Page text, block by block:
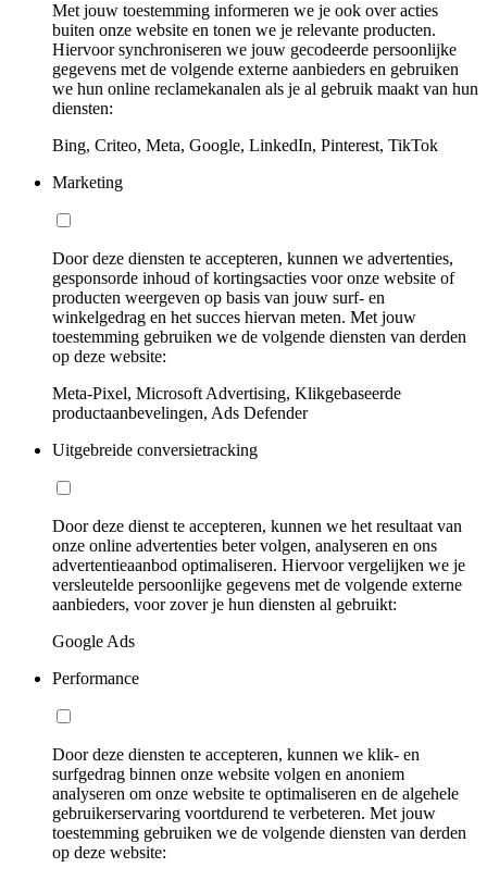
Met jouw toestemming informeren we je ook over acties
buiten onze website en tonen we je relevante producten.
Hiervoor synchroniseren we jouw gecodeerde persoonlijke
gegevens met de volgende externe aanbieders en gebruiken
we hun online reclamekanalen als je al gebruik maakt van hun
diensten:
Bing, Criteo, Meta, Google, LinkedIn, Pinterest, TikTok
Marketing
Door deze diensten te accepteren, kunnen we advertenties,
gesponsorde inhoud of kortingsacties voor onze website of
producten weergeven op basis van jouw surf- en
winkelgedrag en het succes hiervan meten. Met jouw
toestemming gebruiken we de volgende diensten van derden
op deze website:
Meta-Pixel, Microsoft Advertising, Klikgebaseerde
productaanbevelingen, Ads Defender
Uitgebreide conversietracking
Door deze dienst te accepteren, kunnen we het resultaat van
onze online advertenties beter volgen, analyseren en ons
advertentieaanbod optimaliseren. Hiervoor vergelijken we je
versleutelde persoonlijke gegevens met de volgende externe
aanbieders, voor zover je hun diensten al gebruikt:
Google Ads
Performance
Door deze diensten te accepteren, kunnen we klik- en
surfgedrag binnen onze website volgen en anoniem
analyseren om onze website te optimaliseren en de algehele
gebruikerservaring voortdurend te verbeteren. Met jouw
toestemming gebruiken we de volgende diensten van derden
op deze website: